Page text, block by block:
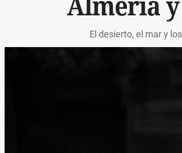
Almería y
El desierto, el mar y